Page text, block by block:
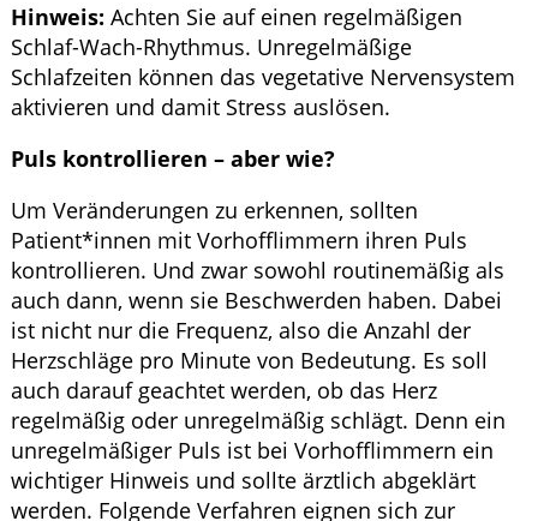
Hinweis: Achten Sie auf einen regelmäßigen
Schlaf-Wach-Rhythmus. Unregelmäßige
Schlafzeiten können das vegetative Nervensystem
aktivieren und damit Stress auslösen.
Puls kontrollieren – aber wie?
Um Veränderungen zu erkennen, sollten
Patient*innen mit Vorhofflimmern ihren Puls
kontrollieren. Und zwar sowohl routinemäßig als
auch dann, wenn sie Beschwerden haben. Dabei
ist nicht nur die Frequenz, also die Anzahl der
Herzschläge pro Minute von Bedeutung. Es soll
auch darauf geachtet werden, ob das Herz
regelmäßig oder unregelmäßig schlägt. Denn ein
unregelmäßiger Puls ist bei Vorhofflimmern ein
wichtiger Hinweis und sollte ärztlich abgeklärt
werden. Folgende Verfahren eignen sich zur